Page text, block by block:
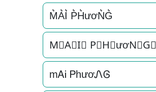
M͛A͛I͛ P͛H͛ươN͛G͛
M⃒A⃒I⃒ P⃒H⃒ươN⃒G⃒
mᎪᎥ ᏢhươᏁᎶ